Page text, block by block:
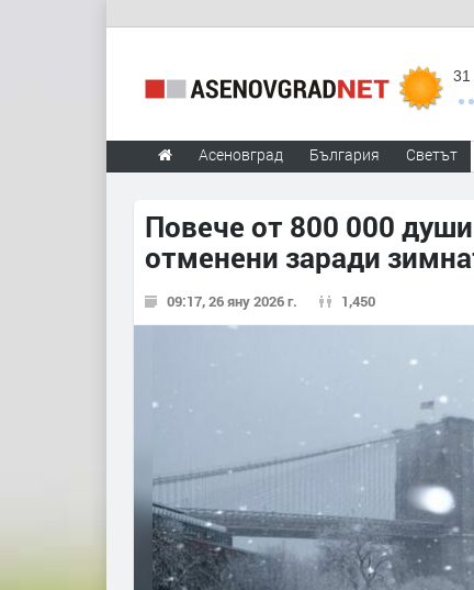
31
Асеновград България Светът
Повече от 800 000
отменени заради
09:17, 26 яну 2026 г. 1,450